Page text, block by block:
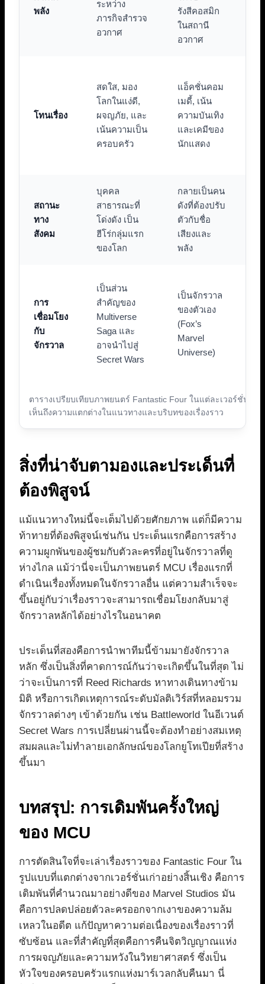
ตารางเปรียบเทียบภาพยนตร์ Fantastic Four ในแต่ละเวอร์ชั่น เพื่
เห็นถึงความแตกต่างในแนวทางและบริบทของเรื่องราว
พลัง
ระหว่าง
ภารกิจสำรวจ
อวกาศ
รังสีคอสมิก
ในสถานี
อวกาศ
โทนเรื่อง
สดใส, มอง
โลกในแง่ดี,
ผจญภัย, และ
เน้นความเป็น
ครอบครัว
แอ็คชั่นคอม
เมดี้, เน้น
ความบันเทิง
และเคมีของ
นักแสดง
สถานะ
ทาง
สังคม
บุคคล
สาธารณะที่
โด่งดัง เป็น
ฮีโร่กลุ่มแรก
ของโลก
กลายเป็นคน
ดังที่ต้องปรับ
ตัวกับชื่อ
เสียงและ
พลัง
การ
เชื่อมโยง
กับ
จักรวาล
เป็นส่วน
สำคัญของ
Multiverse
Saga และ
อาจนำไปสู่
Secret Wars
เป็นจักรวาล
ของตัวเอง
(Fox’s
Marvel
Universe)
สิ่งที่น่าจับตามองและประเด็นที่
ต้องพิสูจน์
แม้แนวทางใหม่นี้จะเต็มไปด้วยศักยภาพ แต่ก็มีความ
ท้าทายที่ต้องพิสูจน์เช่นกัน ประเด็นแรกคือการสร้าง
ความผูกพันของผู้ชมกับตัวละครที่อยู่ในจักรวาลที่ดู
ห่างไกล แม้ว่านี่จะเป็นภาพยนตร์ MCU เรื่องแรกที่
ดำเนินเรื่องทั้งหมดในจักรวาลอื่น แต่ความสำเร็จจะ
ขึ้นอยู่กับว่าเรื่องราวจะสามารถเชื่อมโยงกลับมาสู่
จักรวาลหลักได้อย่างไรในอนาคต
ประเด็นที่สองคือการนำพาทีมนี้ข้ามมายังจักรวาล
หลัก ซึ่งเป็นสิ่งที่คาดการณ์กันว่าจะเกิดขึ้นในที่สุด ไม่
ว่าจะเป็นการที่ Reed Richards หาทางเดินทางข้าม
มิติ หรือการเกิดเหตุการณ์ระดับมัลติเวิร์สที่หลอมรวม
จักรวาลต่างๆ เข้าด้วยกัน เช่น Battleworld ในอีเวนต์
Secret Wars การเปลี่ยนผ่านนี้จะต้องทำอย่างสมเหตุ
สมผลและไม่ทำลายเอกลักษณ์ของโลกยูโทเปียที่สร้าง
ขึ้นมา
บทสรุป: การเดิมพันครั้งใหญ่
ของ MCU
การตัดสินใจที่จะเล่าเรื่องราวของ Fantastic Four ใน
รูปแบบที่แตกต่างจากเวอร์ชั่นเก่าอย่างสิ้นเชิง คือการ
เดิมพันที่คำนวณมาอย่างดีของ Marvel Studios มัน
คือการปลดปล่อยตัวละครออกจากเงาของความล้ม
เหลวในอดีต แก้ปัญหาความต่อเนื่องของเรื่องราวที่
ซับซ้อน และที่สำคัญที่สุดคือการคืนจิตวิญญาณแห่ง
การผจญภัยและความหวังในวิทยาศาสตร์ ซึ่งเป็น
หัวใจของครอบครัวแรกแห่งมาร์เวลกลับคืนมา นี่